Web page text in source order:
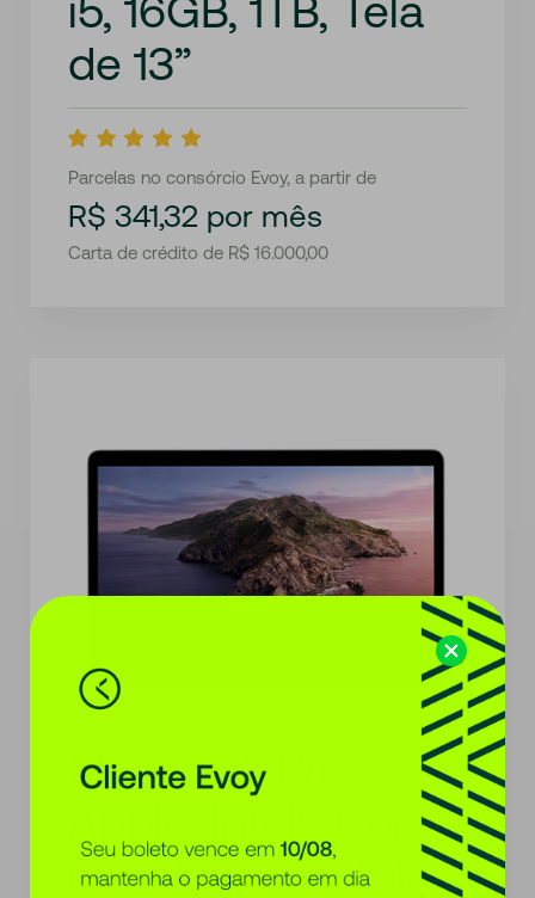
i5, 16GB, 1TB, Tela
de 13”
Parcelas no consórcio Evoy, a partir de
R$ 341,32 por mês
Carta de crédito de R$ 16.000,00
*Imagens meramente ilustrativas
MacBook Pro
Apple, Intel® Core™
i7, 16 GB, 1TB, Tela